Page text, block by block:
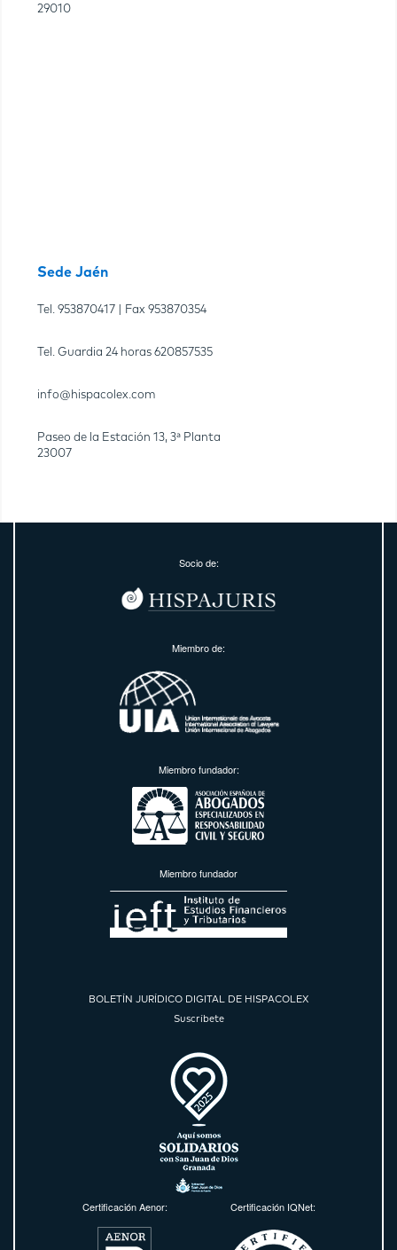
29010
Sede Jaén
Tel. 953870417 | Fax 953870354
Tel. Guardia 24 horas 620857535
info@hispacolex.com
Paseo de la Estación 13, 3ª Planta
23007
Socio de:
Miembro de:
Miembro fundador:
Miembro fundador
BOLETÍN JURÍDICO DIGITAL DE HISPACOLEX
Suscríbete
Certificación Aenor: Certificación IQNet: